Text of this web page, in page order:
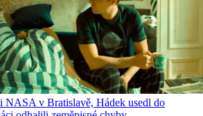
NASA v Bratislavě, Hádek usedl do